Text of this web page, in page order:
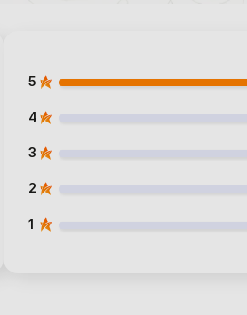
5
4
3
2
1